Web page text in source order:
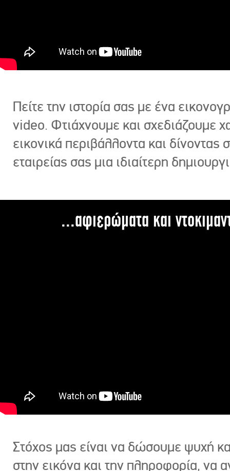
Πείτε την ιστορία σας με ένα
video. Φτιάχνουμε και σχεδιάζουμε
εικονικά περιβάλλοντα και δίνοντας
εταιρείας σας μια ιδιαίτερη
...αφιερώματα και
Στόχος μας είναι να δώσουμε ψυχή
στην εικόνα και την πληροφορία, να